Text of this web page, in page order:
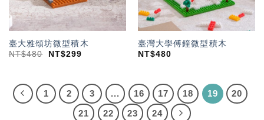
臺大雅頌坊微型積木
NT$480 NT$299
臺灣大學傅鐘微型積木
NT$480
1 2 3 ... 16 17 18 19
20
21
22 23 24